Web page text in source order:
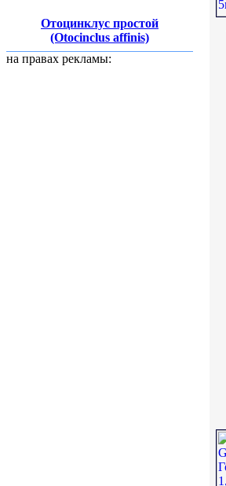
Отоцинклус простой
(Otocinclus affinis)
на правах рекламы: